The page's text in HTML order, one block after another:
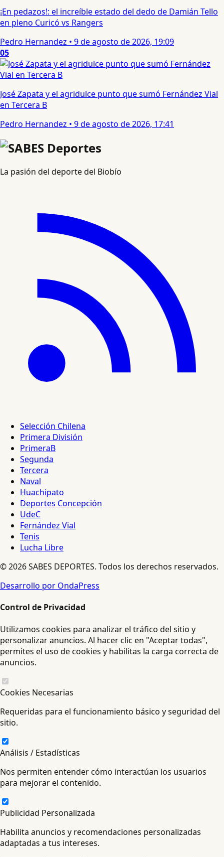
¡En pedazos!: el increíble estado del dedo de Damián Tello
en pleno Curicó vs Rangers
Pedro Hernandez • 9 de agosto de 2026, 19:09
05
José Zapata y el agridulce punto que sumó Fernández Vial
en Tercera B
Pedro Hernandez • 9 de agosto de 2026, 17:41
La pasión del deporte del Biobío
Selección Chilena
Primera División
PrimeraB
Segunda
Tercera
Naval
Huachipato
Deportes Concepción
UdeC
Fernández Vial
Tenis
Lucha Libre
© 2026 SABES DEPORTES. Todos los derechos reservados.
Desarrollo por OndaPress
Control de Privacidad
Utilizamos cookies para analizar el tráfico del sitio y
personalizar anuncios. Al hacer clic en "Aceptar todas",
permites el uso de cookies y habilitas la carga correcta de
anuncios.
Cookies Necesarias
Requeridas para el funcionamiento básico y seguridad del
sitio.
Análisis / Estadísticas
Nos permiten entender cómo interactúan los usuarios
para mejorar el contenido.
Publicidad Personalizada
Habilita anuncios y recomendaciones personalizadas
adaptadas a tus intereses.